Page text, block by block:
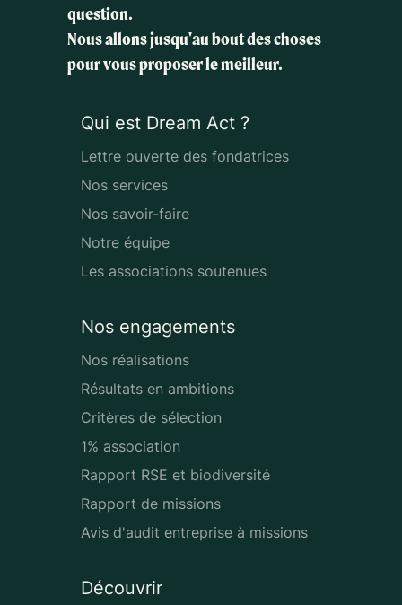
question.
Nous allons jusqu'au bout des choses
pour vous proposer le meilleur.
Qui est Dream Act ?
Lettre ouverte des fondatrices
Nos services
Nos savoir-faire
Notre équipe
Les associations soutenues
Nos engagements
Nos réalisations
Résultats en ambitions
Critères de sélection
1% association
Rapport RSE et biodiversité
Rapport de missions
Avis d'audit entreprise à missions
Découvrir